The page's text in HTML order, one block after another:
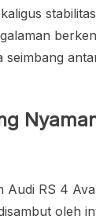
seimbang
Audi RS 4
oleh